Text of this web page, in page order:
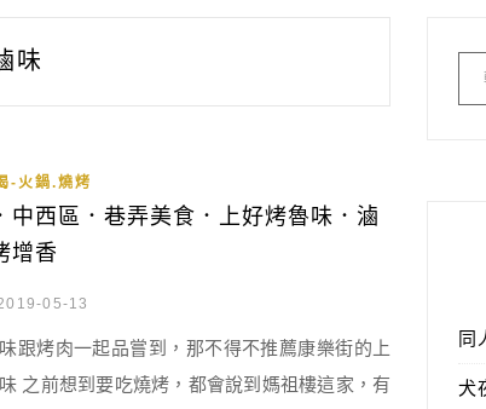
味
-火鍋.燒烤
中西區．巷弄美食．上好烤魯味．滷
增香
05-13
跟烤肉一起品嘗到，那不得不推薦康樂街的上
之前想到要吃燒烤，都會說到媽祖樓這家，有
同
犬